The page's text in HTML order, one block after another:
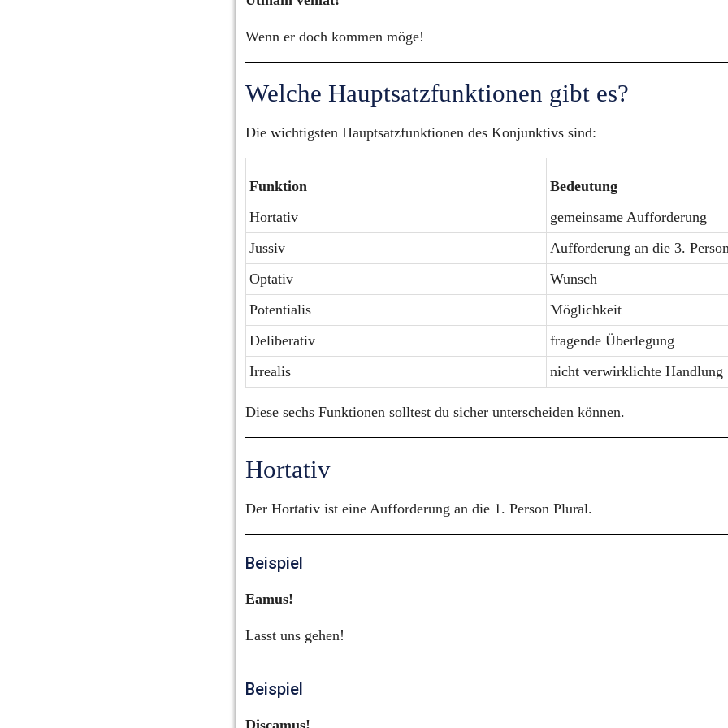
Wenn er doch kommen möge!
Welche Hauptsatzfunktionen gibt es?
Die wichtigsten Hauptsatzfunktionen des Konjunktivs sind:
Funktion
Bedeutung
Hortativ
gemeinsame Aufforderung
Jussiv
Aufforderung an die 3.
Optativ
Wunsch
Potentialis
Möglichkeit
Deliberativ
fragende Überlegung
Irrealis
nicht verwirklichte Handlung
Diese sechs Funktionen solltest du sicher unterscheiden können.
Hortativ
Der Hortativ ist eine Aufforderung an die 1. Person Plural.
Beispiel
Eamus!
Lasst uns gehen!
Beispiel